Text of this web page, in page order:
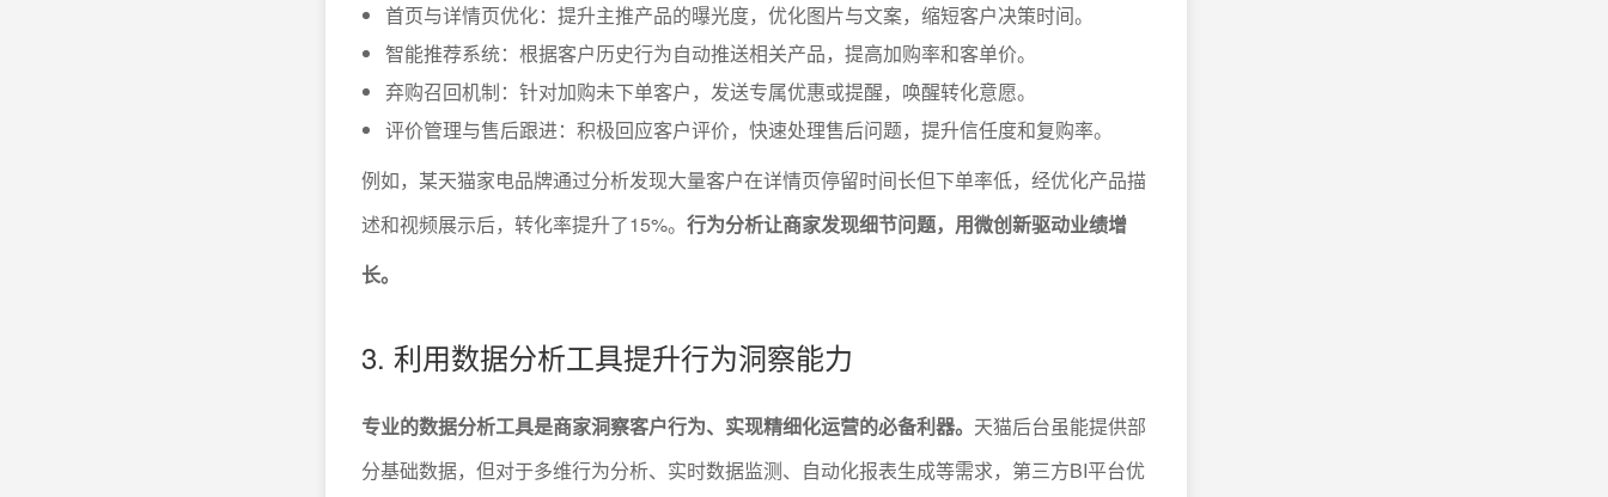
首页与详情页优化：提升主推产品的曝光度，优化图片与文案，缩短客户决策时间。
智能推荐系统：根据客户历史行为自动推送相关产品，提高加购率和客单价。
弃购召回机制：针对加购未下单客户，发送专属优惠或提醒，唤醒转化意愿。
评价管理与售后跟进：积极回应客户评价，快速处理售后问题，提升信任度和复购率。
例如，某天猫家电品牌通过分析发现大量客户在详情页停留时间长但下单率低，经优化产品描
述和视频展示后，转化率提升了15%。 行为分析让商家发现细节问题，用微创新驱动业绩增
长。
3. 利用数据分析工具提升行为洞察能力
专业的数据分析工具是商家洞察客户行为、实现精细化运营的必备利器。 天猫后台虽能提供部
分基础数据，但对于多维行为分析、实时数据监测、自动化报表生成等需求，第三方BI平台优